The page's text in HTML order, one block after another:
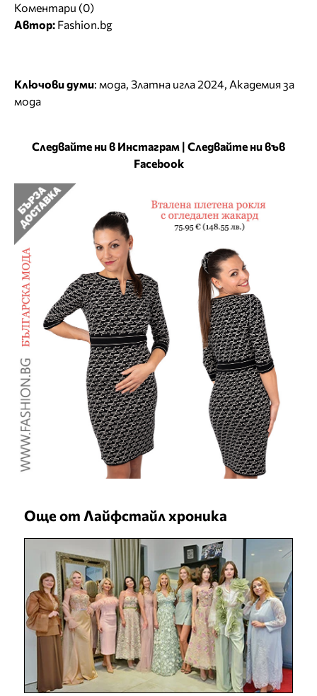
Коментари (0)
Автор: Fashion.bg
Ключови думи: мода, Златна игла 2024, Академия за
мода
Следвайте ни в Инстаграм | Следвайте ни във
Facebook
Още от Лайфстайл хроника